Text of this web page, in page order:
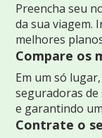
Preencha seu
da sua viagem.
melhores
Compare os
Em um só
seguradoras de
e garantindo
Contrate o